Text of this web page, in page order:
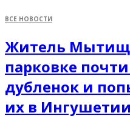
ВСЕ НОВОСТИ
Житель Мытищ
парковке
дубленок и
их в Ингушетии